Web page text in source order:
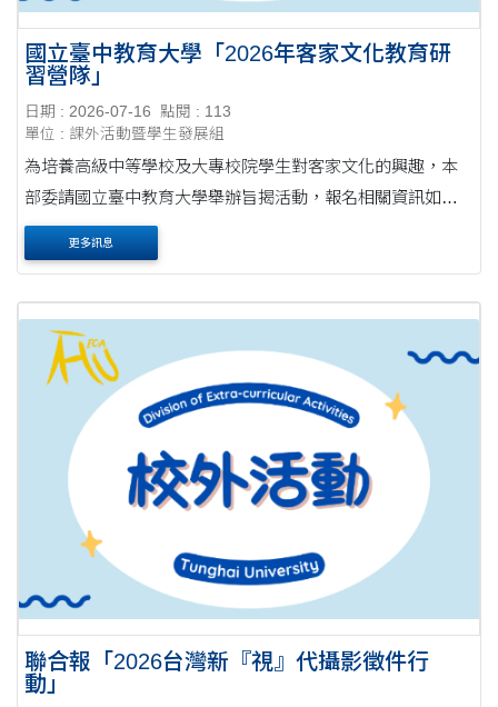
國立臺中教育大學「2026年客家文化教育研
習營隊」
日期 : 2026-07-16
點閱 : 113
單位 : 課外活動暨學生發展組
為培養高級中等學校及大專校院學生對客家文化的興趣，本
部委請國立臺中教育大學舉辦旨揭活動，報名相關資訊如
下： 活動時間及地點：115年8月22日（星期六）至115年8月
更多訊息
聯合報「2026台灣新『視』代攝影徵件行
動」